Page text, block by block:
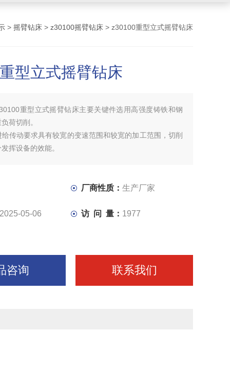
> 摇臂钻床 > z30100摇臂钻床 > z30100重型立式摇臂钻床
型立式摇臂钻床
重型立式摇臂钻床主要关键件选用高强度铸铁和钢
荷切削。
传动要求具有较宽的变速范围和较宽的加工范围，切削
挥设备的效能。
厂商性质： 生产厂家
2025-05-06 访 问 量： 1977
咨询 联系我们